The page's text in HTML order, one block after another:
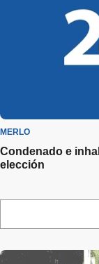
MERLO
Condenado e
elección